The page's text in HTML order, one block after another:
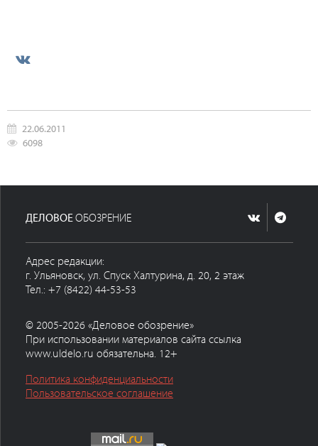
22.06.2011
6098
ДЕЛОВОЕ ОБОЗРЕНИЕ
Адрес редакции:
г. Ульяновск, ул. Спуск Халтурина, д. 20, 2 этаж
Тел.: +7 (8422) 44-53-53
© 2005-2026 «Деловое обозрение»
При использовании материалов сайта ссылка
www.uldelo.ru обязательна. 12+
Политика конфиденциальности
Пользовательское соглашение